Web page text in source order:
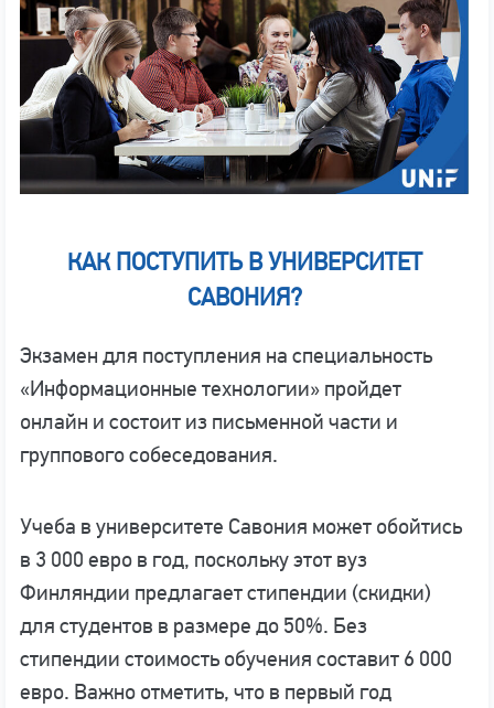
КАК ПОСТУПИТЬ В УНИВЕРСИТЕТ
САВОНИЯ?
Экзамен для поступления на специальность
«Информационные технологии» пройдет
онлайн и состоит из письменной части и
группового собеседования.
Учеба в университете Савония может обойтись
в 3 000 евро в год, поскольку этот вуз
Финляндии предлагает стипендии (скидки)
для студентов в размере до 50%. Без
стипендии стоимость обучения составит 6 000
евро. Важно отметить, что в первый год